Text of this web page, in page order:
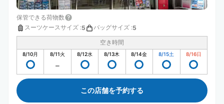
保管できる荷物数
スーツケースサイズ :5 バッグサイズ :5
空き時間
8/10月 8/11火 8/12水 8/13木 8/14金 8/15土 8/16日
この店舗を予約する